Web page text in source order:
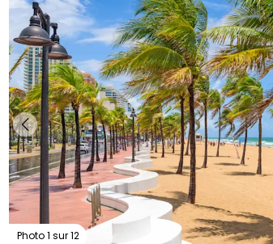
Photo 1 sur 12